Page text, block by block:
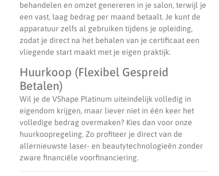
behandelen en omzet genereren in je salon, terwijl je
een vast, laag bedrag per maand betaalt. Je kunt de
apparatuur zelfs al gebruiken tijdens je opleiding,
zodat je direct na het behalen van je certificaat een
vliegende start maakt met je eigen praktijk.
Huurkoop (Flexibel Gespreid
Betalen)
Wil je de VShape Platinum uiteindelijk volledig in
eigendom krijgen, maar liever niet in één keer het
volledige bedrag overmaken? Kies dan voor onze
huurkoopregeling. Zo profiteer je direct van de
allernieuwste laser- en beautytechnologieën zonder
zware financiële voorfinanciering.